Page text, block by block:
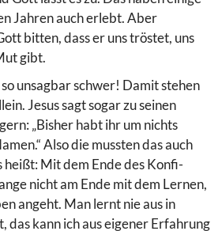
Jahren auch erlebt. Aber
bitten, dass er uns tröstet, uns
gibt.
unsagbar schwer! Damit stehen
Jesus sagt sogar zu seinen
„Bisher habt ihr um nichts
Also die mussten das auch
heißt: Mit dem Ende des Konfi-
nicht am Ende mit dem Lernen,
angeht. Man lernt nie aus in
das kann ich aus eigener Erfahrung